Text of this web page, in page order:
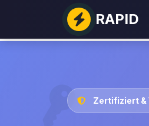
RAPID
Zertifiziert &